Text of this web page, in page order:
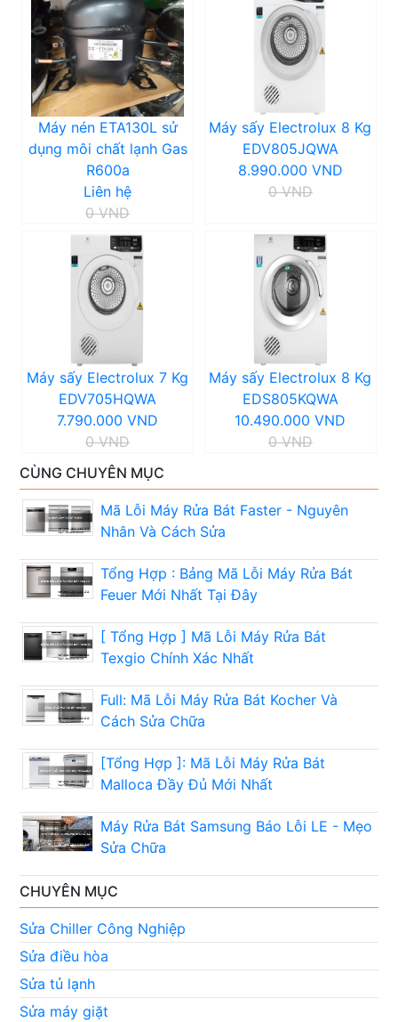
Máy nén ETA130L sử
dụng môi chất lạnh Gas
R600a
Liên hệ
0 VND
Máy sấy Electrolux 8 Kg
EDV805JQWA
8.990.000 VND
0 VND
Máy sấy Electrolux 7 Kg
EDV705HQWA
7.790.000 VND
0 VND
Máy sấy Electrolux 8 Kg
EDS805KQWA
10.490.000 VND
0 VND
CÙNG CHUYÊN MỤC
Mã Lỗi Máy Rửa Bát Faster - Nguyên
Nhân Và Cách Sửa
Tổng Hợp : Bảng Mã Lỗi Máy Rửa Bát
Feuer Mới Nhất Tại Đây
[ Tổng Hợp ] Mã Lỗi Máy Rửa Bát
Texgio Chính Xác Nhất
Full: Mã Lỗi Máy Rửa Bát Kocher Và
Cách Sửa Chữa
[Tổng Hợp ]: Mã Lỗi Máy Rửa Bát
Malloca Đầy Đủ Mới Nhất
Máy Rửa Bát Samsung Báo Lỗi LE - Mẹo
Sửa Chữa
CHUYÊN MỤC
Sửa Chiller Công Nghiệp
Sửa điều hòa
Sửa tủ lạnh
Sửa máy giặt